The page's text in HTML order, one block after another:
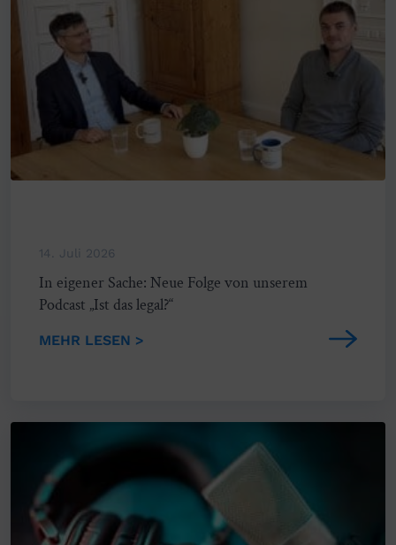
14. Juli 2026
In eigener Sache: Neue Folge von unserem
Podcast „Ist das legal?“
MEHR LESEN >